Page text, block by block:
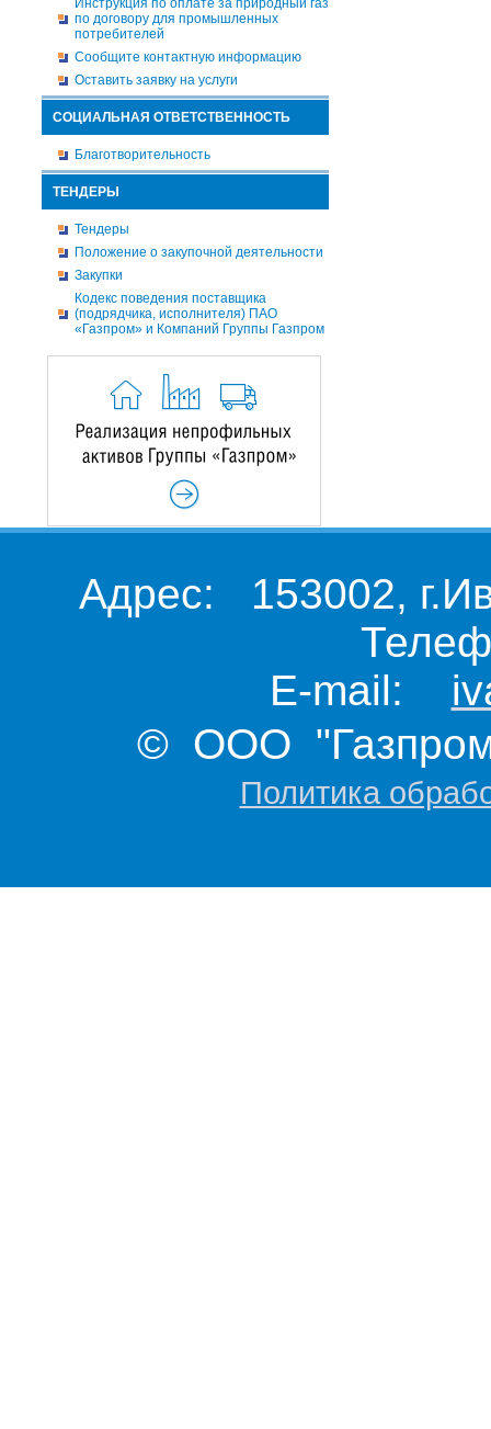
Инструкция по оплате за природный газ
по договору для промышленных
потребителей
Сообщите контактную информацию
Оставить заявку на услуги
СОЦИАЛЬНАЯ ОТВЕТСТВЕННОСТЬ
Благотворительность
ТЕНДЕРЫ
Тендеры
Положение о закупочной деятельности
Закупки
Кодекс поведения поставщика
(подрядчика, исполнителя) ПАО
«Газпром» и Компаний Группы Газпром
Адрес: 153002,
E-mail:
© ООО "Газпром
Политика